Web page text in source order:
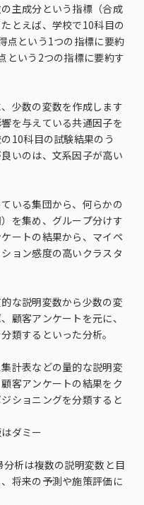
主成分という指標（合成
とえば、学校で10科目の
点という1つの指標に要約
という2つの指標に要約す
少数の変数を作成します
を与えている共通因子を
10科目の試験結果のう
いのは、文系因子が高い
いる集団から、何らかの
を集め、グループ分けす
ートの結果から、マイペ
ョン感度の高いクラスタ
な説明変数から少数の変
顧客アンケートを元に、
類するといった分析。
計表などの量的な説明変
客アンケートの結果をク
ショニングを分類すると
ダミー
析は複数の説明変数と目
将来の予測や施策評価に